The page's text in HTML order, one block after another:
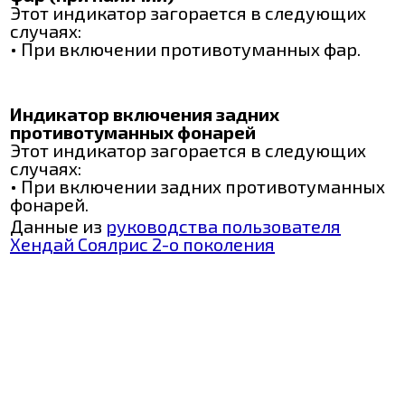
Этот индикатор загорается в следующих
случаях:
• При включении противотуманных фар.
Индикатор включения задних
противотуманных фонарей
Этот индикатор загорается в следующих
случаях:
• При включении задних противотуманных
фонарей.
Данные из руководства пользователя
Хендай Соялрис 2-о поколения